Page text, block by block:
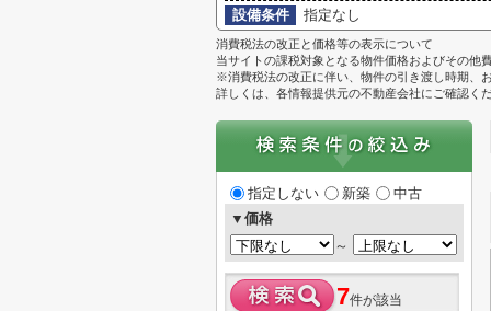
設備条件
指定なし
消費税法の改正と価格等の表示について
当サイトの課税対象となる物件価格およびその他
※消費税法の改正に伴い、物件の引き渡し時期、
詳しくは、各情報提供元の不動産会社にご確認く
指定しない 新築
中古
▼価格
～
7件が該当